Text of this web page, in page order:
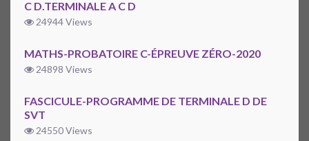
C D.TERMINALE A C D
24944 Views
MATHS-PROBATOIRE C-ÉPREUVE ZÉRO-2020
24898 Views
FASCICULE-PROGRAMME DE TERMINALE D DE
SVT
24550 Views